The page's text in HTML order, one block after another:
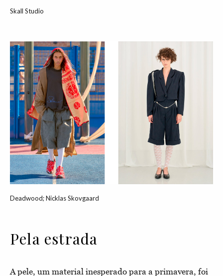
Skall Studio
Deadwood; Nicklas Skovgaard
Pela estrada
A pele, um material inesperado para a primavera, foi